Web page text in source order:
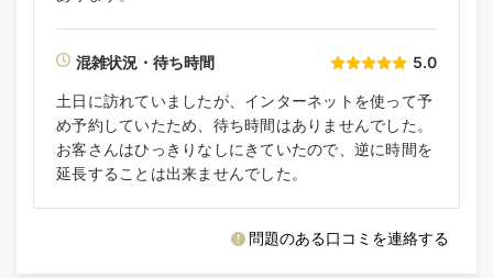
混雑状況・待ち時間 5.0
土日に訪れていましたが、インターネットを使って予
め予約していたため、待ち時間はありませんでした。
お客さんはひっきりなしにきていたので、逆に時間を
延長することは出来ませんでした。
問題のある口コミを連絡する